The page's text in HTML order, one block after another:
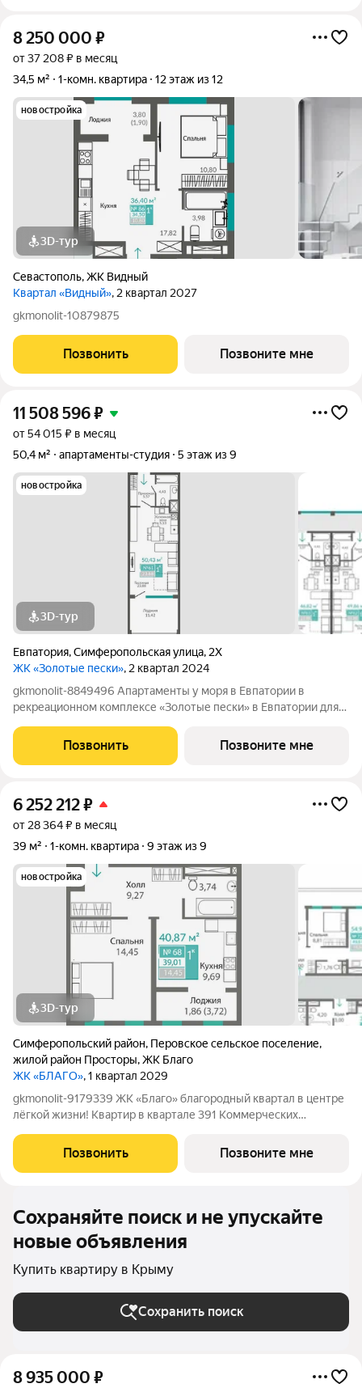
8 250 000 ₽
от 37 208 ₽ в месяц
34,5 м²
1-комн. квартира 12 этаж из 12
новостройка
3D-тур
Севастополь,ЖК Видный
Квартал «Видный», 2 квартал 2027
gkmonolit-10879875
Позвонить Позвоните мне
11 508 596₽
от 54 015 ₽ в месяц
50,4 м²
апартаменты-студия 5 этаж из 9
новостройка
3D-тур
Евпатория,Симферопольская улица, 2Х
ЖК «Золотые пески», 2 квартал 2024
gkmonolit-8849496 Апартаменты у моря в Евпатории в
рекреационном комплексе «Золотые пески» в Евпатории для
ОГРАНИЧЕНО! Ввод в эксплуатацию - II кв. 2027 О
КОМПЛЕКСЕ. Комплекс апартаментов «Золотые пески» -
Позвонить Позвоните мне
6 252 212₽
от 28 364 ₽ в месяц
39 м²
1-комн. квартира 9 этаж из 9
новостройка
3D-тур
Симферопольский район, Перовское сельское поселение,
жилой район Просторы,ЖК Благо
ЖК «БЛАГО», 1 квартал 2029
gkmonolit-9179339 ЖК «Благо» благородный квартал в центре
лёгкой жизни! Квартир в квартале 391 Коммерческих
котельня Планируемый срок ввода в эксплуатацию I кв. 2029 г.
Выдача ключей: II кв.
Позвонить Позвоните мне
Сохраняйте поиск и не упускайте
новые объявления
Купить квартиру в Крыму
Сохранить поиск
8 935 000 ₽